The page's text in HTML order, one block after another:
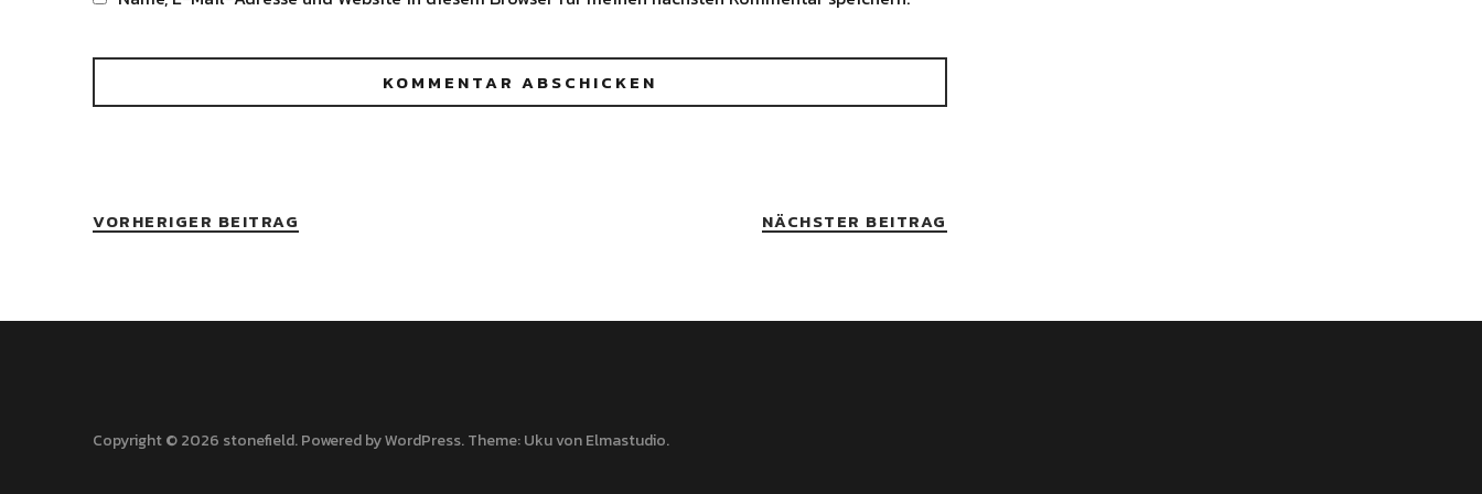
VORHERIGER BEITRAG NÄCHSTER BEITRAG
Copyright © 2026 stonefield Powered byWordPress Theme: Uku vonElmastudio